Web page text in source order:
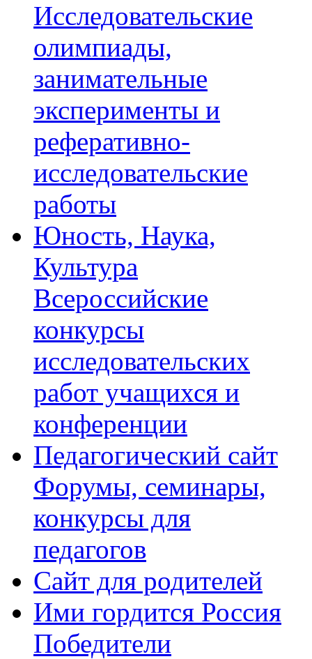
Исследовательские
олимпиады,
занимательные
эксперименты и
реферативно-
исследовательские
работы
Юность, Наука,
Культура
Всероссийские
конкурсы
исследовательских
работ учащихся и
конференции
Педагогический сайт
Форумы, семинары,
конкурсы для
педагогов
Сайт для родителей
Ими гордится Россия
Победители